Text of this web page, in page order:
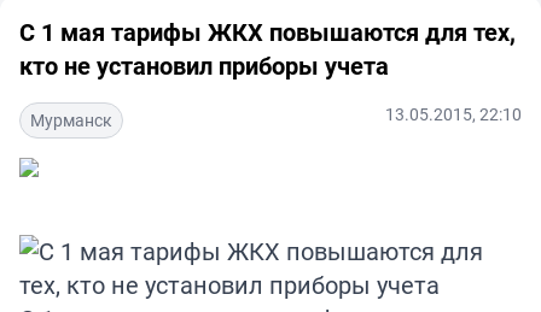
С 1 мая тарифы ЖКХ повышаются для тех,
кто не установил приборы учета
Мурманск 13.05.2015, 22:10